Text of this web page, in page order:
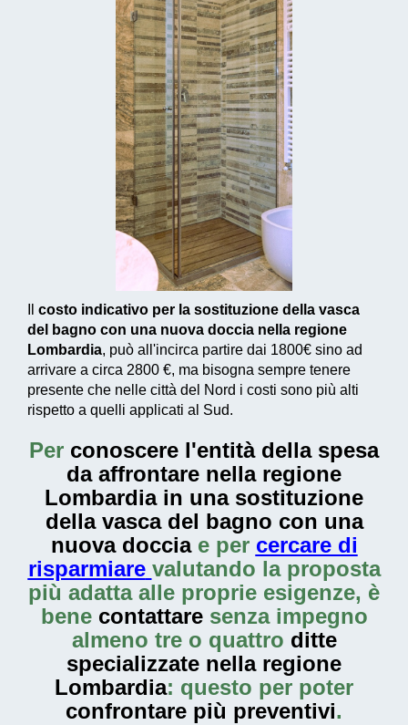
costo indicativo per la sostituzione della vasca
del bagno con una nuova doccia nella regione
Lombardia, può all'incirca partire dai 1800€ sino ad
arrivare a circa 2800 €, ma bisogna sempre tenere
presente che nelle città del Nord i costi sono più alti
rispetto a quelli applicati al Sud.
Per conoscere l'entità della spesa
da affrontare nella regione
Lombardia in una sostituzione
della vasca del bagno con una
nuova docciae per cercare di
risparmiare valutando la proposta
più adatta alle proprie esigenze, è
bene contattaresenza impegno
almeno tre o quattro ditte
specializzate nella regione
Lombardia: questo per poter
confrontare più preventivi.